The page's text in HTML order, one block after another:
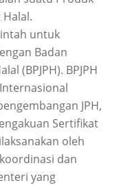
untuk
Badan
(BPJPH). BPJPH
JPH,
Sertifikat
oleh
dan
yang